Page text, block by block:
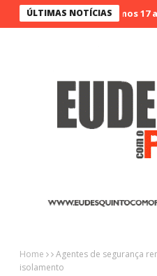
ÚLTIMAS NOTÍCIAS
violento nos últimos 17 anos;
Home
Agentes de segurança
isolamento